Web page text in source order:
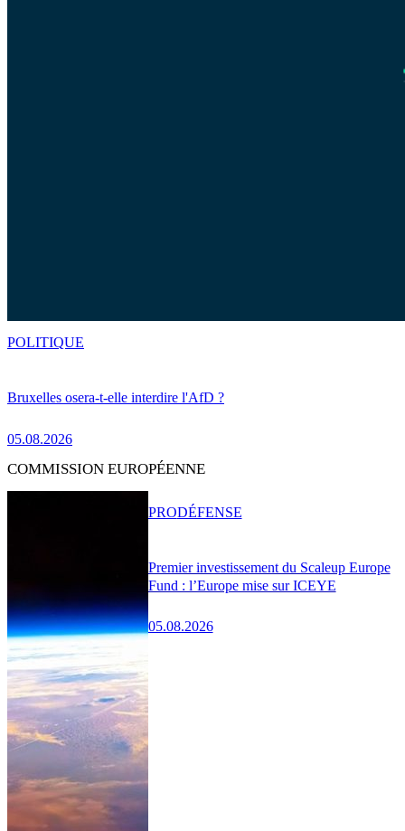
Bruxelles osera-t-elle interdire l'AfD ?
05.08.2026
POLITIQUE
COMMISSION EUROPÉENNE
Premier investissement du Scaleup Europe
Fund : l’Europe mise sur ICEYE
05.08.2026
PRODÉFENSE